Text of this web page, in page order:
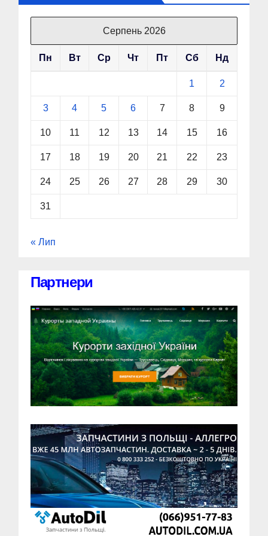
Серпень 2026
Пн Вт Ср Чт Пт Сб Нд
1 2
3 4 5 6 7 8 9
10 11 12 13 14 15 16
17 18 19 20 21 22 23
24 25 26 27 28 29 30
31
« Лип
Партнери